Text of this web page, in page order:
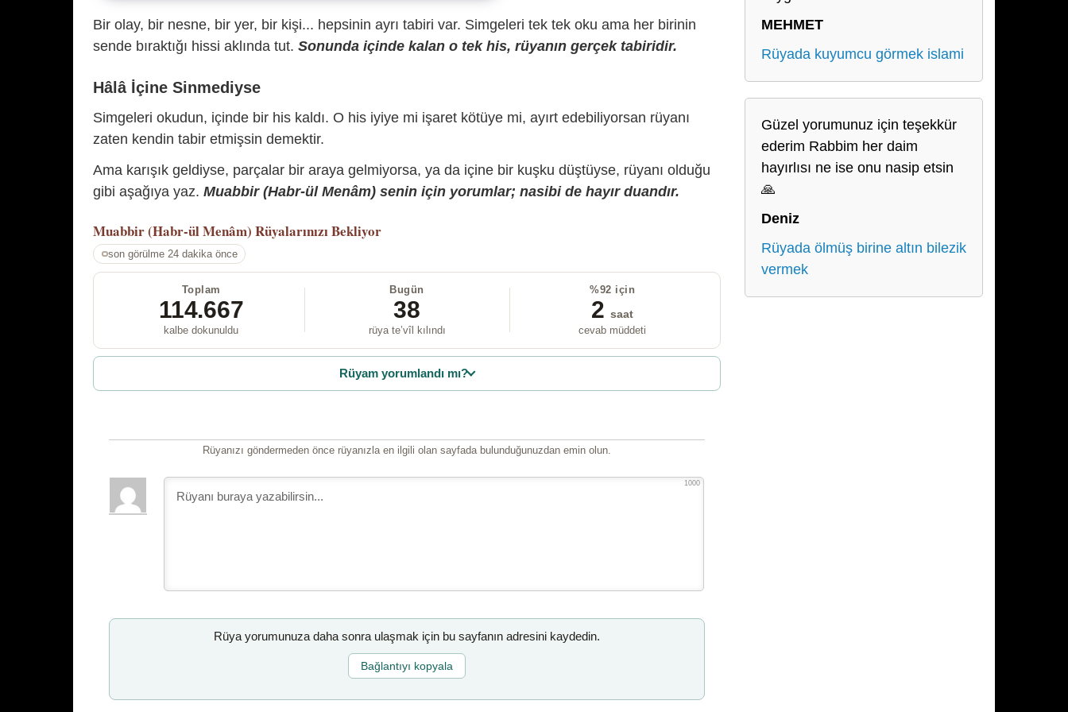
Bir olay, bir nesne, bir yer, bir kişi... hepsinin ayrı tabiri var. Simgeleri tek tek oku ama her birinin
sende bıraktığı hissi aklında tut. Sonunda içinde kalan o tek his, rüyanın gerçek tabiridir.
Hâlâ İçine Sinmediyse
Simgeleri okudun, içinde bir his kaldı. O his iyiye mi işaret kötüye mi, ayırt edebiliyorsan rüyanı
zaten kendin tabir etmişsin demektir.
Ama karışık geldiyse, parçalar bir araya gelmiyorsa, ya da içine bir kuşku düştüyse, rüyanı olduğu
gibi aşağıya yaz. Muabbir (Habr-ül Menâm) senin için yorumlar; nasibi de hayır duandır.
Muabbir (Habr-ül Menâm) Rüyalarınızı Bekliyor
son görülme 24 dakika önce
Toplam
114.667
kalbe dokunuldu
Bugün
38
rüya te’vîl kılındı
%92 için
2 saat
cevab müddeti
Rüyam yorumlandı mı?
Rüyanızı göndermeden önce rüyanızla en ilgili olan sayfada bulunduğunuzdan emin olun.
1000
Rüya yorumunuza daha sonra ulaşmak için bu sayfanın adresini kaydedin.
Bağlantıyı kopyala
MEHMET
Rüyada kuyumcu görmek islami
Güzel yorumunuz için teşekkür
ederim Rabbim her daim
hayırlısı ne ise onu nasip etsin
🙏
Deniz
Rüyada ölmüş birine altın bilezik
vermek